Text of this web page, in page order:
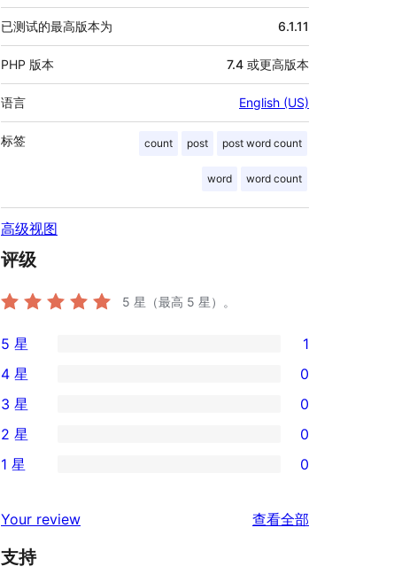
已测试的最高版本为 6.1.11
PHP 版本 7.4 或更高版本
语言 English (US)
标签 count post post word count
word word count
高级视图
评级
5 星（最高 5 星）。
1
条
5
星
评
5 星 1
条
4
星
价
4 星 0
0
条
3
评
价
3 星 0
条
星
评
2 星 0
1
星
1 星 0
Your review 查看全部
支持